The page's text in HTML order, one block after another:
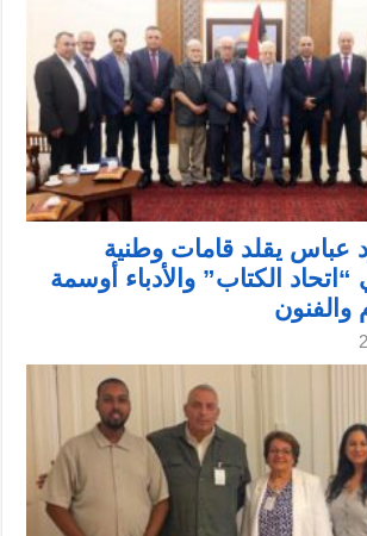
عباس يقلد قامات وطنية
الكتاب” والأدباء أوسمة
والفنون